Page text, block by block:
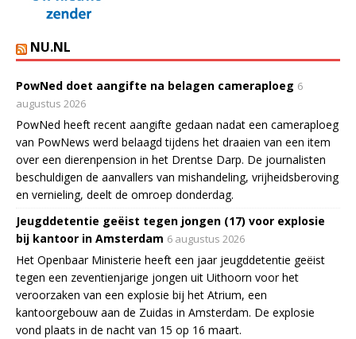
NU.NL
PowNed doet aangifte na belagen cameraploeg 6
augustus 2026
PowNed heeft recent aangifte gedaan nadat een cameraploeg
van PowNews werd belaagd tijdens het draaien van een item
over een dierenpension in het Drentse Darp. De journalisten
beschuldigen de aanvallers van mishandeling, vrijheidsberoving
en vernieling, deelt de omroep donderdag.
Jeugddetentie geëist tegen jongen (17) voor explosie
bij kantoor in Amsterdam 6 augustus 2026
Het Openbaar Ministerie heeft een jaar jeugddetentie geëist
tegen een zeventienjarige jongen uit Uithoorn voor het
veroorzaken van een explosie bij het Atrium, een
kantoorgebouw aan de Zuidas in Amsterdam. De explosie
vond plaats in de nacht van 15 op 16 maart.